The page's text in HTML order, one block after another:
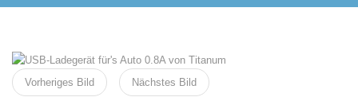
Vorheriges Bild Nächstes Bild